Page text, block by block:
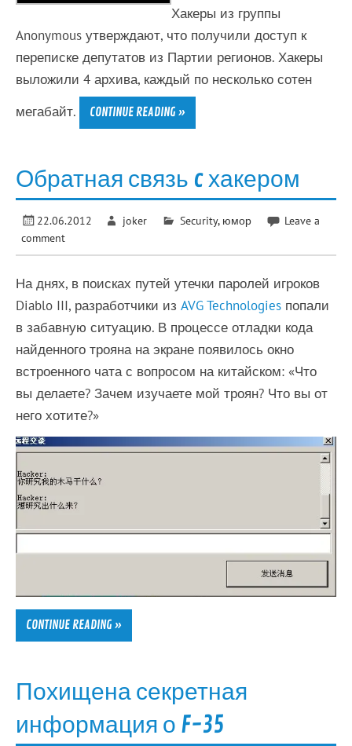
Хакеры из группы
Anonymous утверждают, что получили доступ к
переписке депутатов из Партии регионов. Хакеры
выложили 4 архива, каждый по несколько сотен
мегабайт.
CONTINUE READING »
Обратная связь c хакером
22.06.2012 joker Security, юмор
Leave a
comment
На днях, в поисках путей утечки паролей игроков
Diablo III, разработчики изAVG Technologies попали
в забавную ситуацию. В процессе отладки кода
найденного трояна на экране появилось окно
встроенного чата с вопросом на китайском: «Что
вы делаете? Зачем изучаете мой троян? Что вы от
него хотите?»
CONTINUE READING »
Похищена секретная
информация о F-35